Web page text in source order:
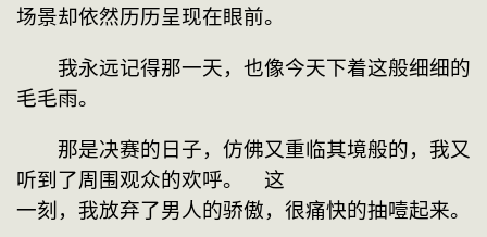
场景却依然历历呈现在眼前。
我永远记得那一天，也像今天下着这般细细的
毛毛雨。
那是决赛的日子，仿佛又重临其境般的，我又
听到了周围观众的欢呼。　这
一刻，我放弃了男人的骄傲，很痛快的抽噎起来。